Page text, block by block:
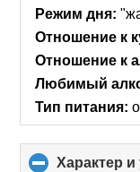
Режим дня:
Отношение к
Отношение к
Любимый
Тип питания:
Характер